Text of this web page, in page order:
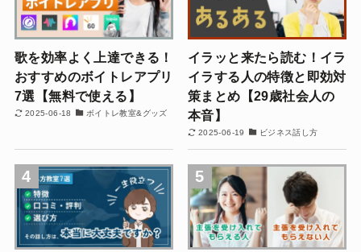
歌を効率よく上達できる！
おすすめのボイトレアプリ
7選【無料で使える】
2025-06-18 ボイトレ教室&グッズ
イラッと来たら読む！イラ
イラする人の特徴と即効対
策まとめ【29歳社会人の
本音】
2025-06-19 ビジネス話し方
4 5